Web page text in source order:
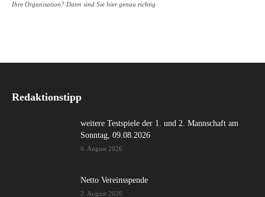
Ihre Organisation? Dann sind Sie hier genau richtig.
Redaktionstipp
weitere Testspiele der 1. und 2. Mannschaft am
Sonntag, 09.08.2026
6. August 2026
Netto Vereinsspende
2. August 2026